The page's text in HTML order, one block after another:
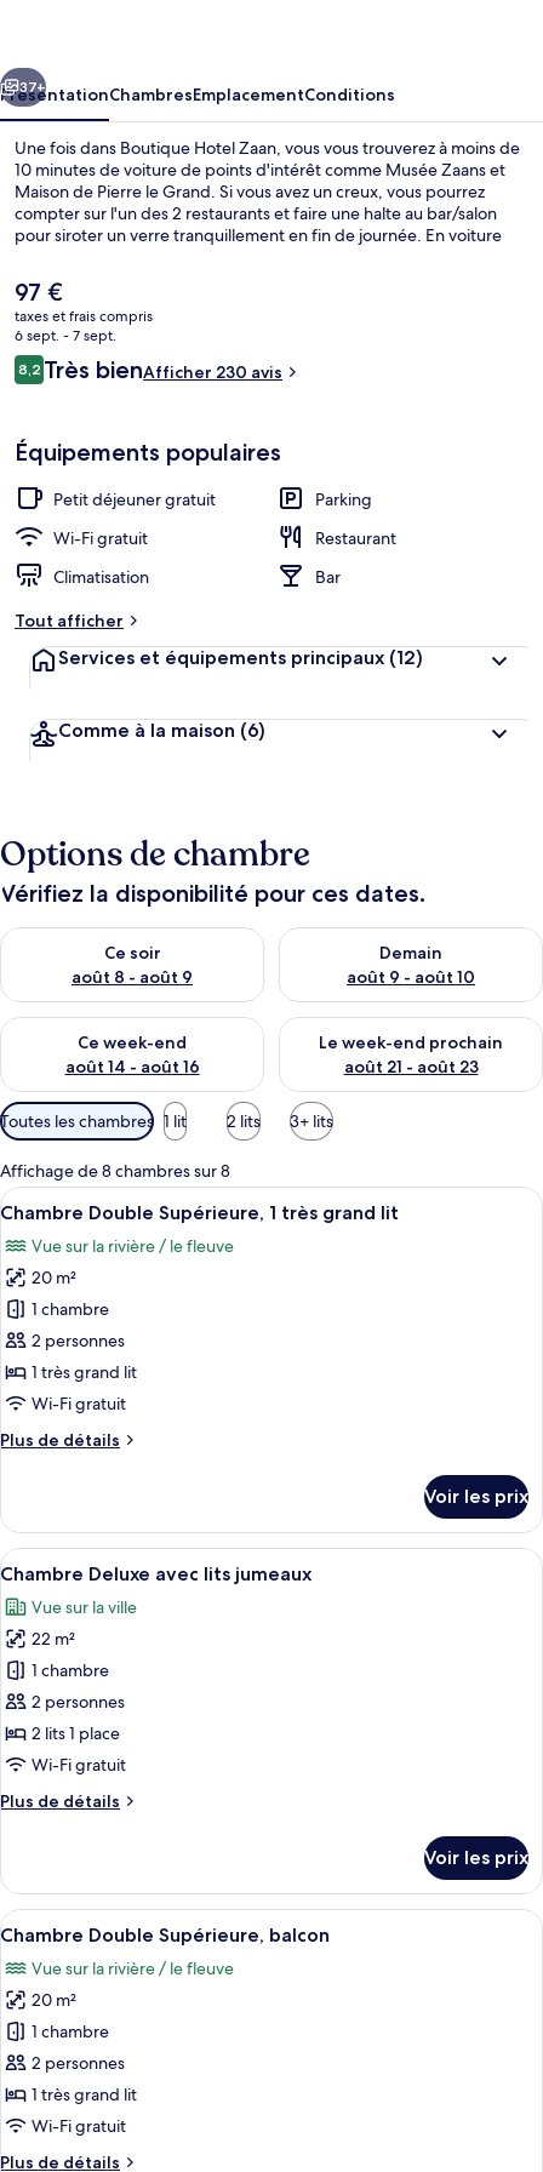
Suivant
37+
PrésentationChambresEmplacementConditions
Une fois dans Boutique Hotel Zaan, vous vous trouverez à moins de
10 minutes de voiture de points d'intérêt comme Musée Zaans et
Maison de Pierre le Grand. Si vous avez un creux, vous pourrez
compter sur l'un des 2 restaurants et faire une halte au bar/salon
pour siroter un verre tranquillement en fin de journée. En voiture
pour rejoindre des sites comme Vondelpark et Monde des Moulins
à Vent.Les autres voyageurs adorent le personnel attentionné.
Le
prix
actuel
est
de
97 €
taxes et frais compris
6 sept. - 7 sept.
Avis
voyageurs
8,28,2 sur 10
Très bienAfficher 230 avis
Équipements populaires
Petit déjeuner gratuit
Parking
Wi-Fi gratuit
Restaurant
Climatisation
Bar
Tout afficher
Services et équipements principaux (12)
Comme à la maison (6)
Options de chambre
Vérifiez la disponibilité pour ces dates.
Ce soir
août 8 - août 9
Vérifier la disponibilité pour ce soir août 8 - août 9
Demain
août 9 - août 10
Vérifier la disponibilité pour
Ce week-end
août 14 - août 16
Vérifier la disponibilité pour ce week-end août 14 - août 16
Le week-end prochain
août 21 - août 23
Vérifier la disponibilité pour
Filtres
disponibles
pour
les
chambres
Toutes les chambres 1 lit 2 lits 3+ lits
Affichage de 8 chambres sur 8
Afficher
toutes
les
photos
pour
ce
type
de
chambre :
Chambre
1
très
grand
lit
Une chambre d’hôtel avec un
17
Chambre Double Supérieure, 1 très grand lit
Vue sur la rivière / le fleuve
20 m²
1 chambre
2 personnes
1 très grand lit
Wi-Fi gratuit
Plus de détails
Plus
le
type
de
Chambre
Double
Supérieure,
très
grand
lit
Voir les prix
Afficher
toutes
les
photos
pour
ce
type
de
chambre :
Chambre
lits
jumeaux
Une chambre d’hôtel avec un lit,
15
Chambre Deluxe avec lits jumeaux
Vue sur la ville
22 m²
1 chambre
2 personnes
2 lits 1 place
Wi-Fi gratuit
Plus de détails
Plus
le
type
de
Chambre
Deluxe
avec
lits
jumeaux
Voir les prix
Afficher
toutes
les
photos
pour
ce
type
de
chambre :
Une chambre d’hôtel avec un grand
10
Chambre Double Supérieure, balcon
Vue sur la rivière / le fleuve
20 m²
1 chambre
2 personnes
1 très grand lit
Wi-Fi gratuit
Plus de détails
Plus